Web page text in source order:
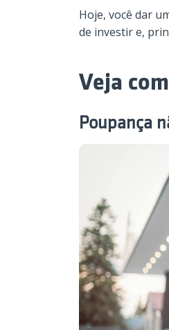
Hoje, você dar
de investir e,
Veja
Poupança